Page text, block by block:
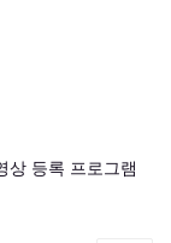
상 등록 프로그램